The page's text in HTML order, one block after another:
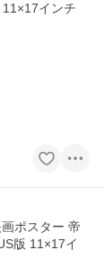
インチ
ポスター 帝
版 11×17イ